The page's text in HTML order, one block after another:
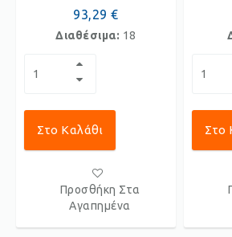
93,29 €
Διαθέσιμα: 18
Στο Καλάθι
Προσθήκη Στα
Αγαπημένα
Στο